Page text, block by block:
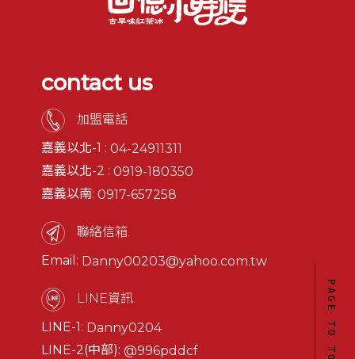
contact us
加盟電話
嘉義以北-1 :04-24911311
嘉義以北-2 :0919-180350
嘉義以南:0917-657258
聯絡信箱.
Email: Danny00203@yahoo.com.tw
LINE資訊.
LINE-1: Danny0204
LINE-2(中部):@996pddcf PAGE TO TOP